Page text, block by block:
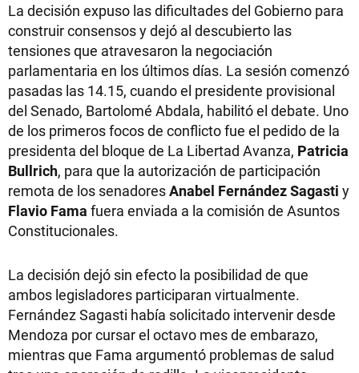
La decisión expuso las dificultades del Gobierno para
construir consensos y dejó al descubierto las
tensiones que atravesaron la negociación
parlamentaria en los últimos días. La sesión comenzó
pasadas las 14.15, cuando el presidente provisional
del Senado, Bartolomé Abdala, habilitó el debate. Uno
de los primeros focos de conflicto fue el pedido de la
presidenta del bloque de La Libertad Avanza, Patricia
Bullrich, para que la autorización de participación
remota de los senadoresAnabel Fernández Sagasti y
Flavio Fama fuera enviada a la comisión de Asuntos
Constitucionales.
La decisión dejó sin efecto la posibilidad de que
ambos legisladores participaran virtualmente.
Fernández Sagasti había solicitado intervenir desde
Mendoza por cursar el octavo mes de embarazo,
mientras que Fama argumentó problemas de salud